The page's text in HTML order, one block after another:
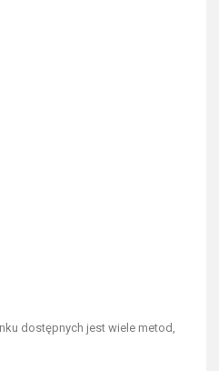
dostępnych jest wiele metod,